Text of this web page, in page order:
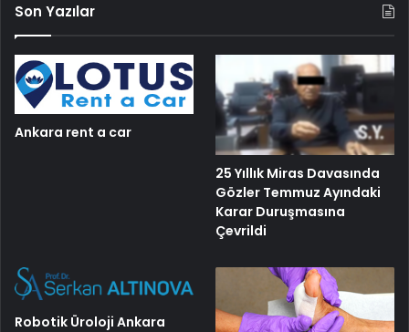
Son Yazılar
Ankara rent a car
25 Yıllık Miras Davasında
Gözler Temmuz Ayındaki
Karar Duruşmasına
Çevrildi
Robotik Üroloji Ankara